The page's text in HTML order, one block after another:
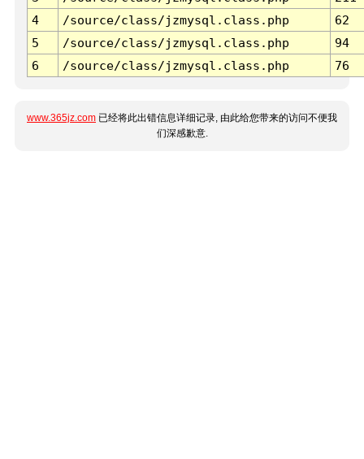
4
/source/class/jzmysql.class.php
62
5
/source/class/jzmysql.class.php
94
6
/source/class/jzmysql.class.php 76
www.365jz.com 已经将此出错信息详细记录, 由此给您带来的访问不便我
们深感歉意.